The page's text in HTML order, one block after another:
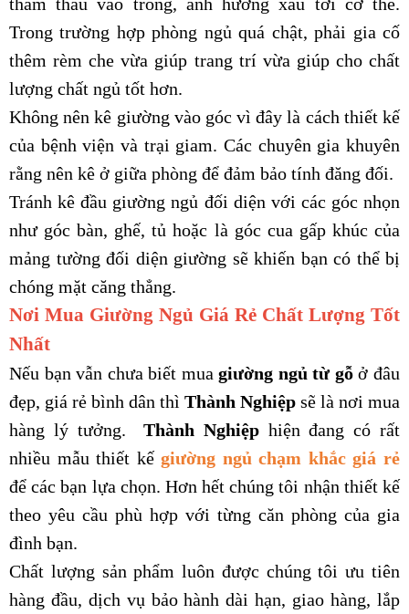
Trong trường hợp phòng ngủ quá chật, phải gia cố
thêm rèm che vừa giúp trang trí vừa giúp cho chất
lượng chất ngủ tốt hơn.
Không nên kê giường vào góc vì đây là cách thiết kế
của bệnh viện và trại giam. Các chuyên gia khuyên
rằng nên kê ở giữa phòng để đảm bảo tính đăng đối.
Tránh kê đầu giường ngủ đối diện với các góc nhọn
như góc bàn, ghế, tủ hoặc là góc cua gấp khúc của
mảng tường đối diện giường sẽ khiến bạn có thể bị
chóng mặt căng thẳng.
Nơi Mua Giường Ngủ Giá Rẻ Chất Lượng Tốt
Nhất
Nếu bạn vẫn chưa biết muagiường ngủ từ gỗở đâu
đẹp, giá rẻ bình dân thì Thành Nghiệp sẽ là nơi mua
hàng lý tưởng.Thành Nghiệphiện đang có rất
nhiều mẫu thiết kếgiường ngủ chạm khắc giá rẻ
để các bạn lựa chọn. Hơn hết chúng tôi nhận thiết kế
theo yêu cầu phù hợp với từng căn phòng của gia
đình bạn.
Chất lượng sản phẩm luôn được chúng tôi ưu tiên
hàng đầu, dịch vụ bảo hành dài hạn, giao hàng, lắp